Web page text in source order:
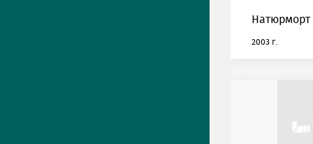
Натюрморт
2003 г.